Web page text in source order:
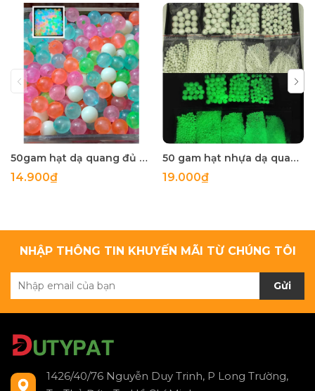
50gam hạt dạ quang đủ màu 6mm, 8mm, 10mm, 12mm, hạt nhựa tròn
14.900₫
50 gam hạt nhựa dạ quang tròn đủ size 4mm, 5mm, 6mm, 8mm, 10mm, 12mm, 14mm, 16mm ,18mm , 10mm, 22mm, 25mm
19.000₫
NHẬP THÔNG TIN KHUYẾN MÃI TỪ CHÚNG TÔI
Gửi
1426/40/76 Nguyễn Duy Trinh, P Long Trường,